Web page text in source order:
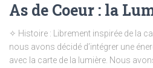
As de Coeur : la
✧ Histoire : Librement inspirée de la
nous avons décidé d’intégrer une
avec la carte de la lumière. Nous